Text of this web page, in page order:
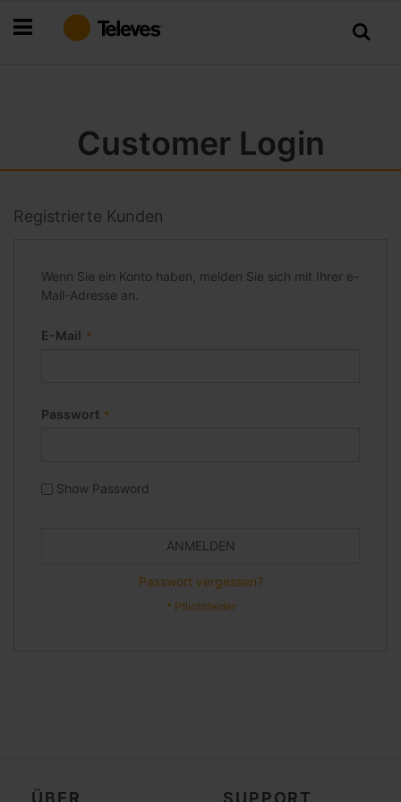
Inhalt
Customer Login
Registrierte Kunden
Wenn Sie ein Konto haben, melden Sie sich mit Ihrer e-
Mail-Adresse an.
E-Mail
Passwort
Show Password
ANMELDEN
Passwort vergessen?